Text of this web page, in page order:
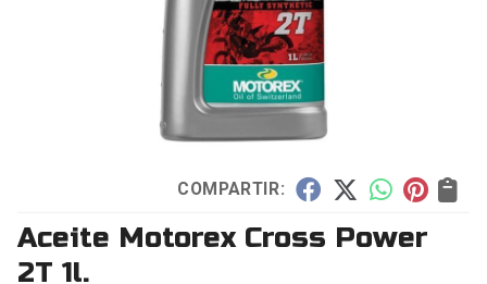
COMPARTIR:
Aceite Motorex Cross Power
2T 1l.